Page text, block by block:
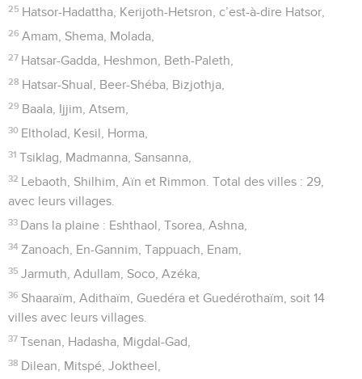
25 Hatsor-Hadattha, Kerijoth-Hetsron, c’est-à-dire Hatsor,
26 Amam, Shema, Molada,
27 Hatsar-Gadda, Heshmon, Beth-Paleth,
28 Hatsar-Shual, Beer-Shéba, Bizjothja,
29 Baala, Ijjim, Atsem,
30 Eltholad, Kesil, Horma,
31 Tsiklag, Madmanna, Sansanna,
32 Lebaoth, Shilhim, Aïn et Rimmon. Total des villes : 29,
avec leurs villages.
33 Dans la plaine : Eshthaol, Tsorea, Ashna,
34 Zanoach, En-Gannim, Tappuach, Enam,
35 Jarmuth, Adullam, Soco, Azéka,
36 Shaaraïm, Adithaïm, Guedéra et Guedérothaïm, soit 14
villes avec leurs villages.
37 Tsenan, Hadasha, Migdal-Gad,
38 Dilean, Mitspé, Joktheel,